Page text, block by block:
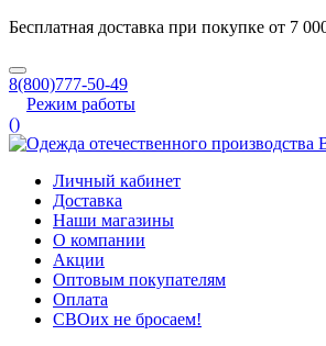
Бесплатная доставка при покупке от 7
8(800)777-50-49
Режим работы
()
Личный кабинет
Доставка
Наши магазины
О компании
Акции
Оптовым покупателям
Оплата
СВОих не бросаем!